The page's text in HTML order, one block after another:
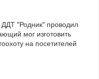
"Родник" проводил
мог изготовить
на посетителей